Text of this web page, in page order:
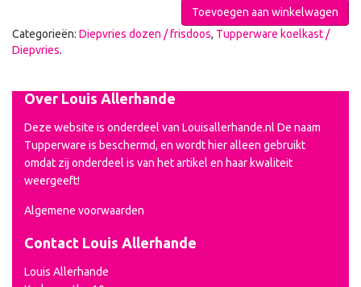
Toevoegen aan winkelwagen
Categorieën: Diepvries dozen / frisdoos, Tupperware koelkast /
Diepvries.
Over Louis Allerhande
Deze website is onderdeel van Louisallerhande.nl De naam
Tupperware is beschermd, en wordt hier alleen gebruikt
omdat zij onderdeel is van het artikel en haar kwaliteit
weergeeft!
Algemene voorwaarden
Contact Louis Allerhande
Louis Allerhande